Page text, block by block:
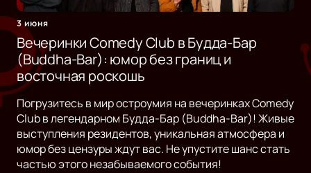
3 июня
Вечеринки Comedy Club в Будда-Бар
(Buddha-Bar): юмор без границ и
восточная роскошь
Погрузитесь в мир остроумия на вечеринках Comedy
Club в легендарном Будда-Бар (Buddha-Bar)! Живые
выступления резидентов, уникальная атмосфера и
юмор без цензуры ждут вас. Не упустите шанс стать
частью этого незабываемого события!